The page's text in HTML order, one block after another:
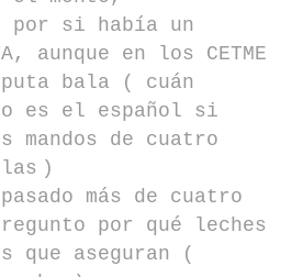
por si había un
aunque en los CETME
bala ( cuán
es el español si
mandos de cuatro
)
más de cuatro
por qué leches
que aseguran (